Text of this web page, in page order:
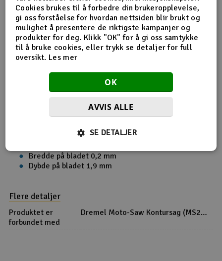
Produktinfo Tips en venn Anmeldelser
Produktinformasjon
5 sagblad for detaljerte kutt i trematerialer. Dette bladet
Skjæredybde 12 mm
Bredde på bladet 0,2 mm
Dybde på bladet 1,9 mm
Flere detaljer
Produktet er
forbundet med
Dremel Moto-Saw Kontursag (MS20-
Cookies brukes til å forbedre din brukeropplevelse,
gi oss forståelse for hvordan nettsiden blir brukt og
mulighet å presentere de riktigste kampanjer og
produkter for deg. Klikk "OK" for å gi oss samtykke
til å bruke cookies, eller trykk se detaljer for full
oversikt. Les mer
OK
AVVIS ALLE
SE DETALJER